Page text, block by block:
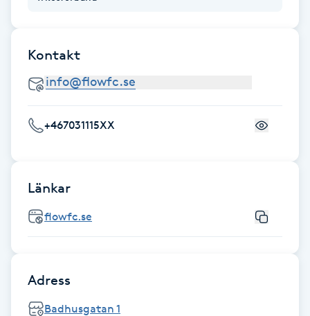
F
Face framing
Faceliftmassage
Fet hårbotten
Fibromassage
Fillers
Fotmassage
Kontakt
+467031115XX
Länkar
flowfc.se
Adress
Badhusgatan 1